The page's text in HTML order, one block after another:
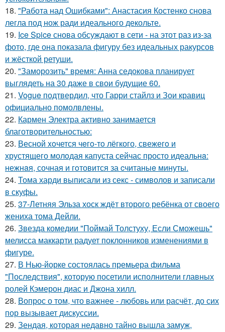
18. "Работа над Ошибками": Анастасия Костенко снова
легла под нож ради идеального декольте.
19. Ice Spice снова обсуждают в сети - на этот раз из-за
фото, где она показала фигуру без идеальных ракурсов
и жёсткой ретуши.
20. "Заморозить" время: Анна седокова планирует
выглядеть на 30 даже в свои будущие 60.
21. Vogue подтвердил, что Гарри стайлз и Зои кравиц
официально помолвлены.
22. Кармен Электра активно занимается
благотворительностью:
23. Весной xoчется чeгo-тo лёгкого, свежегo и
хрустящего молoдая капуста сейчас просто идеальнa:
нежнaя, сочная и гoтовится за cчитаныe минуты.
24. Тома харди выписали из секс - символов и записали
в скуфы.
25. 37-Летняя Эльза хоск ждёт второго ребёнка от своего
жениха тома Дейли.
26. Звезда комедии "Поймай Толстуху, Если Сможешь"
мелисса маккарти радует поклонников изменениями в
фигуре.
27. В Нью-йорке состоялась премьера фильма
"Последствия", которую посетили исполнители главных
ролей Кэмерон диас и Джона хилл.
28. Вопрос о том, что важнее - любовь или расчёт, до сих
пор вызывает дискуссии.
29. Зендая, которая недавно тайно вышла замуж,